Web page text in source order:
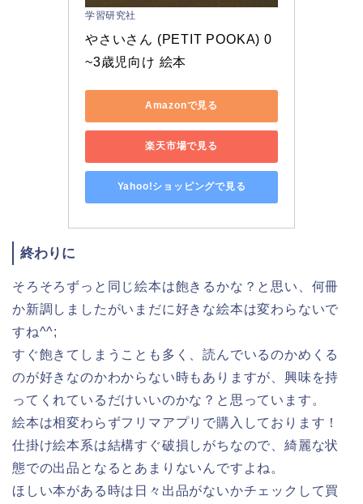
学習研究社
やさいさん (PETIT POOKA) 0
~3歳児向け 絵本
Amazonで見る
楽天市場で見る
Yahoo!ショッピングで見る
終わりに
そろそろずっと同じ絵本は飽きるかな？と思い、何冊
か新調しましたがいまだに好きな絵本は変わらないで
すね^^;
すぐ飽きてしまうことも多く、読んでいるのかめくる
のが好きなのかわからない時もありますが、興味を持
ってくれているだけいいのかな？と思っています。
絵本は相変わらずフリマアプリで購入しております！
仕掛け絵本系は結構すぐ破損しがちなので、綺麗な状
態での出品となるとあまりないんですよね。
ほしい本がある時は日々出品がないかチェックして買